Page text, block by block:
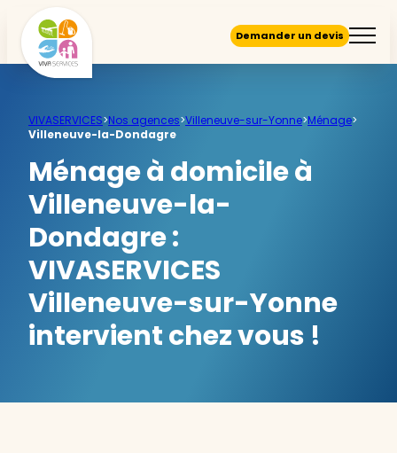
Demander un devis
VIVASERVICES>Nos agences>Villeneuve-sur-Yonne>Ménage>
Villeneuve-la-Dondagre
Ménage à domicile à
Villeneuve-la-
Dondagre :
VIVASERVICES
Villeneuve-sur-Yonne
intervient chez vous !